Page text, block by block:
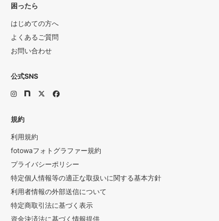
困ったら
はじめての方へ
よくあるご質問
お問い合わせ
公式SNS
規約
利用規約
fotowaフォトグラファー規約
プライバシーポリシー
特定個人情報等の適正な取扱いに関する基本方針
利用者情報の外部送信について
特定商取引法に基づく表示
資金決済法に基づく情報提供